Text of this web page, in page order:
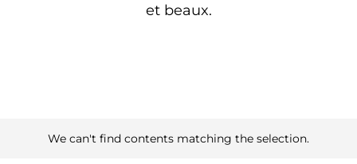
et beaux.
We can't find contents matching the selection.